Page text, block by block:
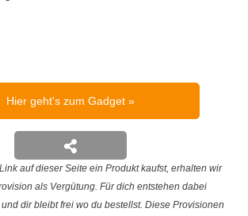
Hier geht's zum Gadget
auf dieser Seite ein Produkt kaufst, erhalten wir
als Vergütung. Für dich entstehen dabei
dir bleibt frei wo du bestellst. Diese Provisionen